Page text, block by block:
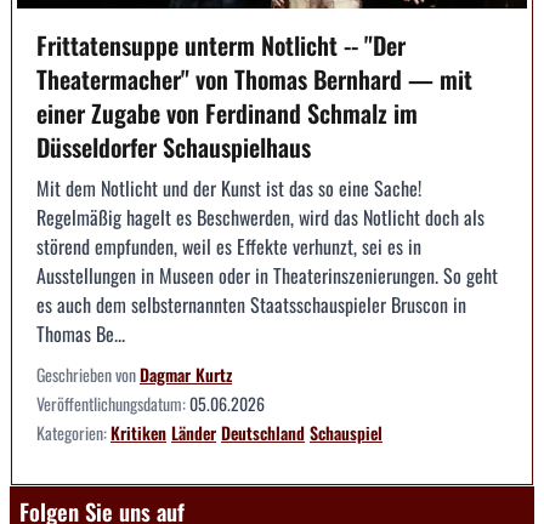
Frittatensuppe unterm Notlicht -- "Der
Theatermacher" von Thomas Bernhard — mit
einer Zugabe von Ferdinand Schmalz im
Düsseldorfer Schauspielhaus
Mit dem Notlicht und der Kunst ist das so eine Sache!
Regelmäßig hagelt es Beschwerden, wird das Notlicht doch als
störend empfunden, weil es Effekte verhunzt, sei es in
Ausstellungen in Museen oder in Theaterinszenierungen. So geht
es auch dem selbsternannten Staatsschauspieler Bruscon in
Thomas Be...
Geschrieben vonDagmar Kurtz
Veröffentlichungsdatum:05.06.2026
Kategorien:KritikenLänderDeutschlandSchauspiel
Folgen Sie uns auf